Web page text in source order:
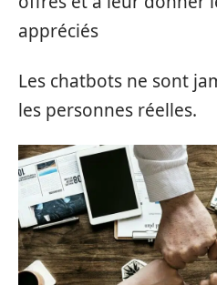
appréciés
Les chatbots ne sont
les personnes réelles.